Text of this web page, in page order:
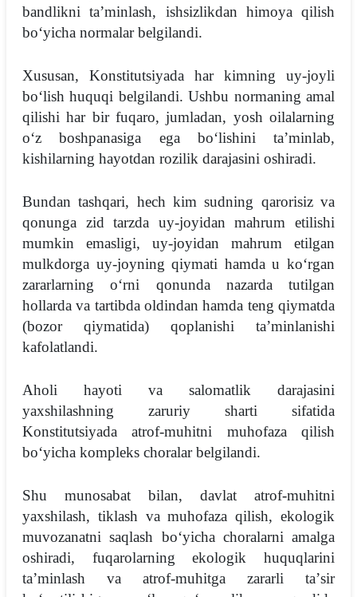
bandlikni taʼminlash, ishsizlikdan himoya qilish
boʻyicha normalar belgilandi.
Xususan, Konstitutsiyada har kimning uy-joyli
boʻlish huquqi belgilandi. Ushbu normaning amal
qilishi har bir fuqaro, jumladan, yosh oilalarning
oʻz boshpanasiga ega boʻlishini taʼminlab,
kishilarning hayotdan rozilik darajasini oshiradi.
Bundan tashqari, hech kim sudning qarorisiz va
qonunga zid tarzda uy-joyidan mahrum etilishi
mumkin emasligi, uy-joyidan mahrum etilgan
mulkdorga uy-joyning qiymati hamda u koʻrgan
zararlarning oʻrni qonunda nazarda tutilgan
hollarda va tartibda oldindan hamda teng qiymatda
(bozor qiymatida) qoplanishi taʼminlanishi
kafolatlandi.
Aholi hayoti va salomatlik darajasini
yaxshilashning zaruriy sharti sifatida
Konstitutsiyada atrof-muhitni muhofaza qilish
boʻyicha kompleks choralar belgilandi.
Shu munosabat bilan, davlat atrof-muhitni
yaxshilash, tiklash va muhofaza qilish, ekologik
muvozanatni saqlash boʻyicha choralarni amalga
oshiradi, fuqarolarning ekologik huquqlarini
taʼminlash va atrof-muhitga zararli taʼsir